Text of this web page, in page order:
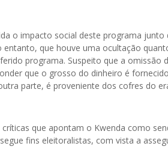
o impacto social deste programa junto
que houve uma ocultação
programa. Suspeito que a omissão
que o grosso do dinheiro é
parte, é proveniente dos cofres do
que apontam o Kwenda como
fins eleitoralistas, com vista a